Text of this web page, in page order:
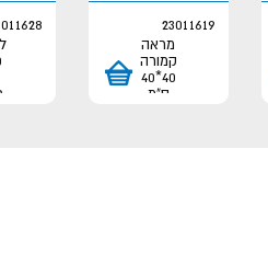
23011619
מראה
קמורה
40*40
ס"מ